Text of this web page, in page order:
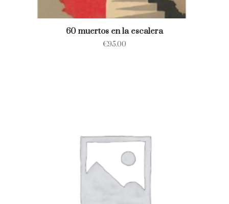
60 muertos en la escalera
€95.00